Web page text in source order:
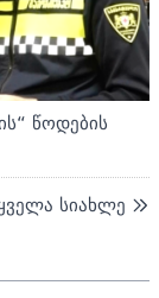
წოდების
სიახლე